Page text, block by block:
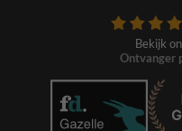
Bekijk
Ontvanger